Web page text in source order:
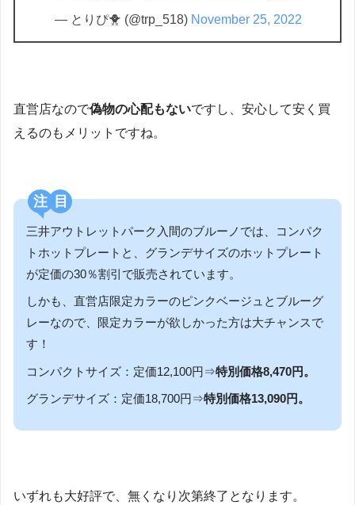
— とりぴ🐥 (@trp_518) November 25, 2022
直営店なので偽物の心配もないですし、安心して安く買
えるのもメリットですね。
注目
三井アウトレットパーク入間のブルーノでは、コンパク
トホットプレートと、グランデサイズのホットプレート
が定価の30％割引で販売されています。
しかも、直営店限定カラーのピンクベージュとブルーグ
レーなので、限定カラーが欲しかった方は大チャンスで
す！
コンパクトサイズ：定価12,100円⇒特別価格8,470円。
グランデサイズ：定価18,700円⇒特別価格13,090円。
いずれも大好評で、無くなり次第終了となります。